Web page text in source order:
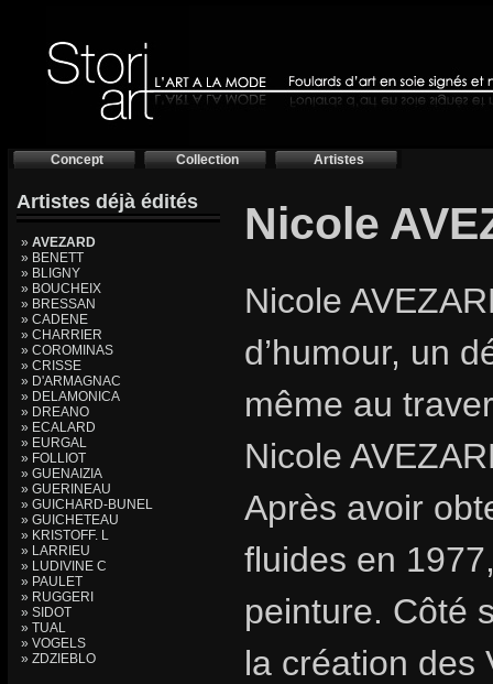
Concept Collection Artistes
Artistes déjà édités
» AVEZARD
» BENETT
» BLIGNY
» BOUCHEIX
» BRESSAN
» CADENE
» CHARRIER
» COROMINAS
» CRISSE
» D'ARMAGNAC
» DELAMONICA
» DREANO
» ECALARD
» EURGAL
» FOLLIOT
» GUENAIZIA
» GUERINEAU
» GUICHARD-BUNEL
» GUICHETEAU
» KRISTOFF. L
» LARRIEU
» LUDIVINE C
» PAULET
» RUGGERI
» SIDOT
» TUAL
» VOGELS
» ZDZIEBLO
Nicole
Nicole
d’humour, un
même au
Nicole
Après avoir
fluides en
peinture. Côté
la création des